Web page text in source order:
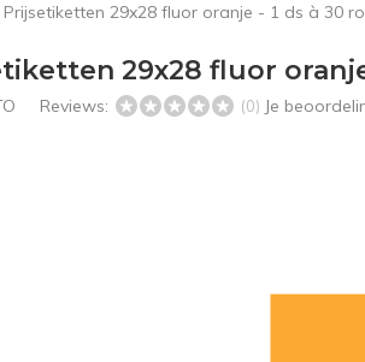
Prijsetiketten 29x28 fluor oranje - 1 ds à 30
29x28 fluor
Reviews: (0) Je